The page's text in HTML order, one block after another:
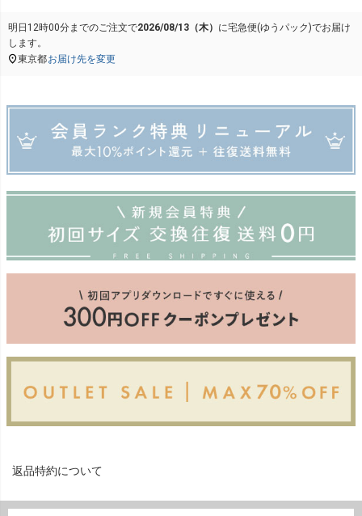
明日 12時00分までのご注文で2026/08/13（木） に宅急便(ゆうパック)でお届け
します。
東京都お届け先を変更
返品特約について